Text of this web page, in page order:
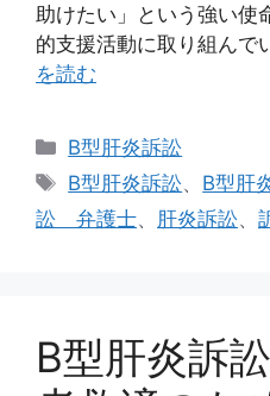
助けたい」という強い使
的支援活動に取り組んで
を読む
カ
テ
リ
B型肝炎訴訟
タ
グ
B型肝炎訴訟、 B型肝
訟 弁護士、 肝炎訴訟、
B型肝炎訴